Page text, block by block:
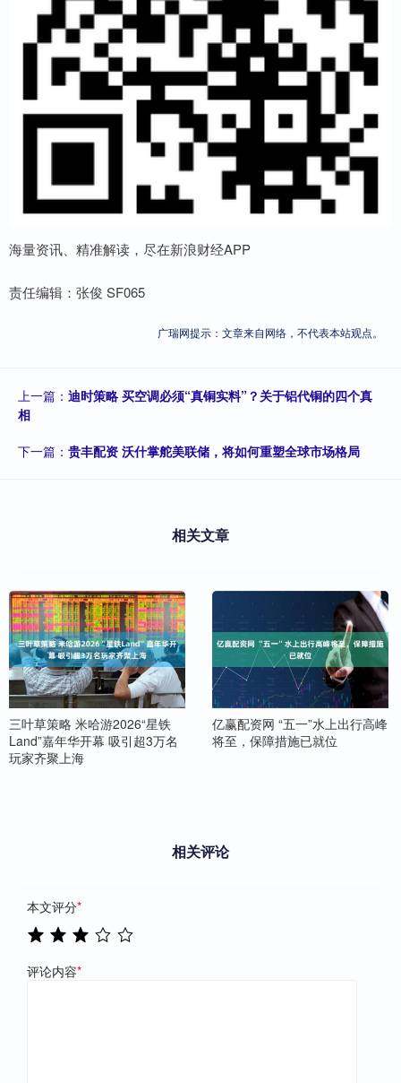
海量资讯、精准解读，尽在新浪财经APP
责任编辑：张俊 SF065
广瑞网提示：文章来自网络，不代表本站观点。
上一篇： 迪时策略 买空调必须“真铜实料”？关于铝代铜的四个真
相
下一篇： 贵丰配资 沃什掌舵美联储，将如何重塑全球市场格局
相关文章
三叶草策略 米哈游2026“星铁
Land”嘉年华开幕 吸引超3万名
玩家齐聚上海
亿赢配资网 “五一”水上出行高峰
将至，保障措施已就位
相关评论
本文评分*
评论内容*